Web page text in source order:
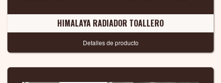
HIMALAYA RADIADOR TOALLERO
Detalles de producto